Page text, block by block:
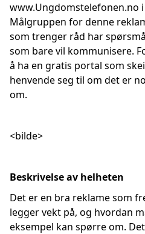
www.Ungdomstelefonen.no
Målgruppen for denne
som trenger råd har
som bare vil kommunisere.
å ha en gratis portal som
henvende seg til om det er
om.
<bilde>
Beskrivelse av helheten
Det er en bra reklame som
legger vekt på, og hvordan
eksempel kan spørre om.